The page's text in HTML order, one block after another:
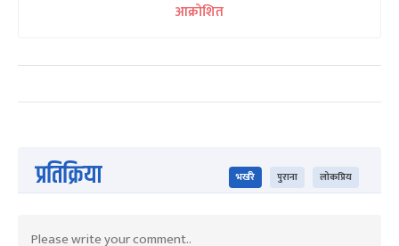
आक्रोशित
प्रतिक्रिया भर्खरै पुराना लोकप्रिय